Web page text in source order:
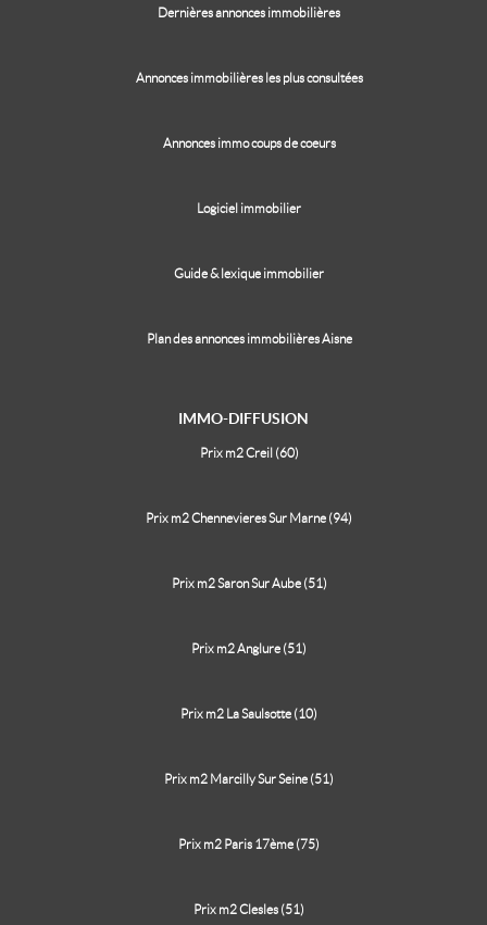
Dernières annonces immobilières
Annonces immobilières les plus consultées
Annonces immo coups de coeurs
Logiciel immobilier
Guide & lexique immobilier
Plan des annonces immobilières Aisne
IMMO-DIFFUSION
Prix m2 Creil (60)
Prix m2 Chennevieres Sur Marne (94)
Prix m2 Saron Sur Aube (51)
Prix m2 Anglure (51)
Prix m2 La Saulsotte (10)
Prix m2 Marcilly Sur Seine (51)
Prix m2 Paris 17ème (75)
Prix m2 Clesles (51)